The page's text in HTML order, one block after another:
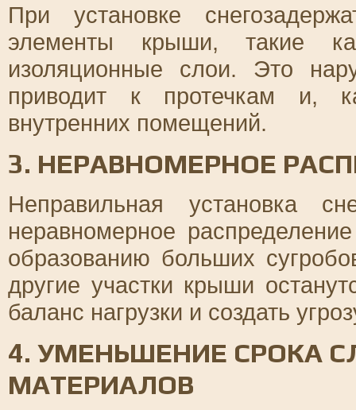
При установке
элементы крыши, такие
изоляционные слои. Это
приводит к протечкам и,
внутренних помещений.
3. НЕРАВНОМЕРНОЕ
Неправильная установка
неравномерное
образованию больших
другие участки крыши
баланс нагрузки и создать
4. УМЕНЬШЕНИЕ СРОКА
МАТЕРИАЛОВ